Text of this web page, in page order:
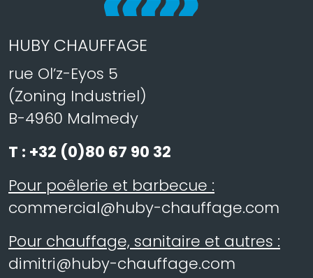
HUBY CHAUFFAGE
rue Ol’z-Eyos 5
(Zoning Industriel)
B-4960 Malmedy
T : +32 (0)80 67 90 32
Pour poêlerie et barbecue :
commercial@huby-chauffage.com
Pour chauffage, sanitaire et autres :
dimitri@huby-chauffage.com